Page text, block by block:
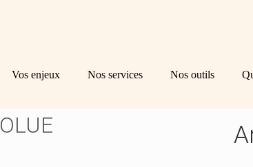
Vos enjeux Nos services Nos outils
Blog